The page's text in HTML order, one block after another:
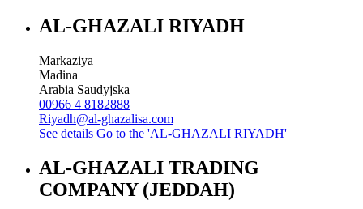
AL-GHAZALI RIYADH
Markaziya
Madina
Arabia Saudyjska
00966 4 8182888
Riyadh@al-ghazalisa.com
See details Go to the 'AL-GHAZALI RIYADH'
AL-GHAZALI TRADING
COMPANY (JEDDAH)